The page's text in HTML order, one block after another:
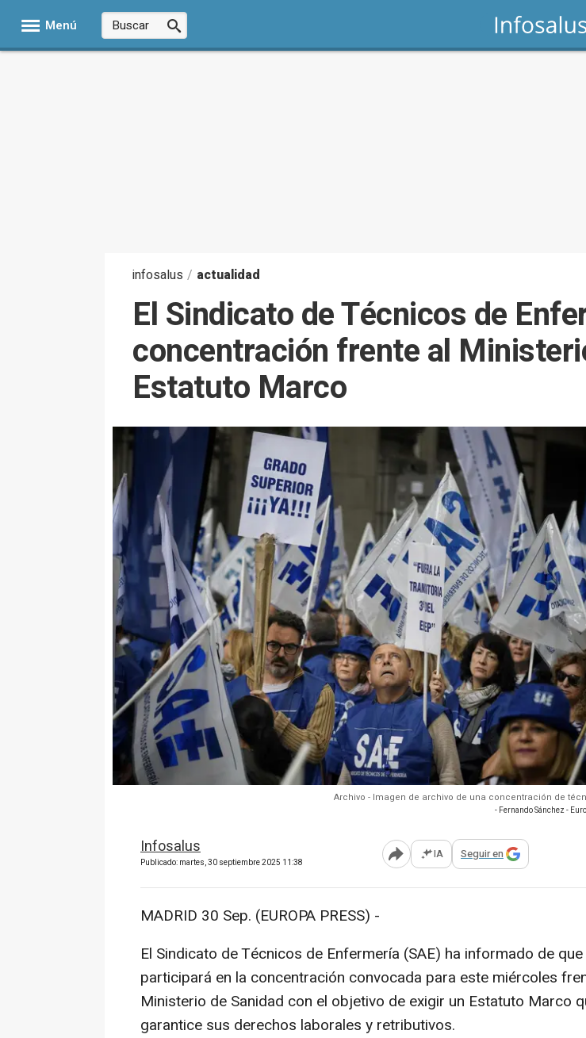
Menú
infosalus / actualidad
El Sindicato de Técnicos de
concentración frente al
Estatuto Marco
Archivo - Imagen de archivo de una concentración de
- Fernando Sánchez -
Infosalus
Publicado: martes, 30 septiembre 2025 11:38 Abrir opciones para compartir
IA Seguir en
MADRID 30 Sep. (EUROPA PRESS) -
El Sindicato de Técnicos de Enfermería (SAE) ha informado de que
participará en la concentración convocada para este miércoles
Ministerio de Sanidad con el objetivo de exigir un Estatuto Marco
garantice sus derechos laborales y retributivos.